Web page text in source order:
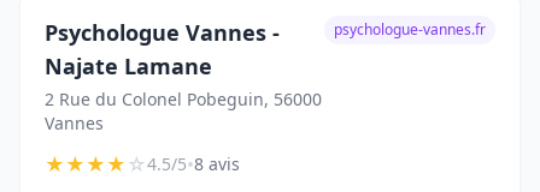
Psychologue Vannes -
Najate Lamane
2 Rue du Colonel Pobeguin, 56000
Vannes
psychologue-vannes.fr
★★★★☆4.5/5•8 avis